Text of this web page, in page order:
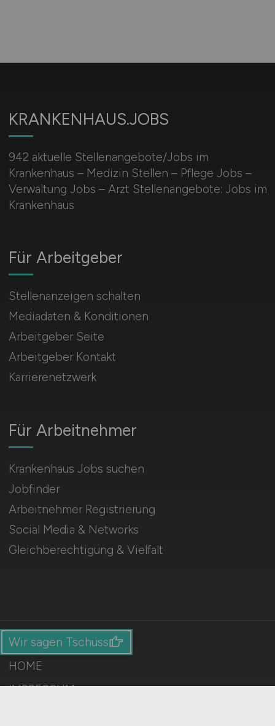
KRANKENHAUS.JOBS
942 aktuelle Stellenangebote/Jobs im
Krankenhaus – Medizin Stellen – Pflege Jobs –
Verwaltung Jobs – Arzt Stellenangebote: Jobs im
Krankenhaus
Für Arbeitnehmer
Krankenhaus Jobs suchen
Jobfinder
Arbeitnehmer Registrierung
Social Media & Networks
Gleichberechtigung & Vielfalt
Für Arbeitgeber
Stellenanzeigen schalten
Mediadaten & Konditionen
Arbeitgeber Seite
Arbeitgeber Kontakt
Karrierenetzwerk
HOME
IMPRESSUM
Wir sagen Tschüss